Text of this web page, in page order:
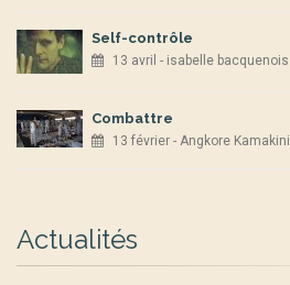
Self-contrôle
13 avril - isabelle bacquenois
Combattre
13 février - Angkore Kamakini
Actualités